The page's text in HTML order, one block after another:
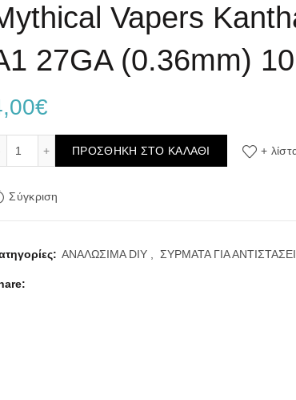
Vapers
27GA (0.36mm)
€
Mythical Vapers Kanthal A1 27GA (0.36mm) 10m
ΠΡΟΣΘΉΚΗ ΣΤΟ ΚΑΛΆΘΙ +
Σύγκριση
ΑΝΑΛΩΣΙΜΑ DIY ΣΥΡΜΑΤΑ ΓΙΑ